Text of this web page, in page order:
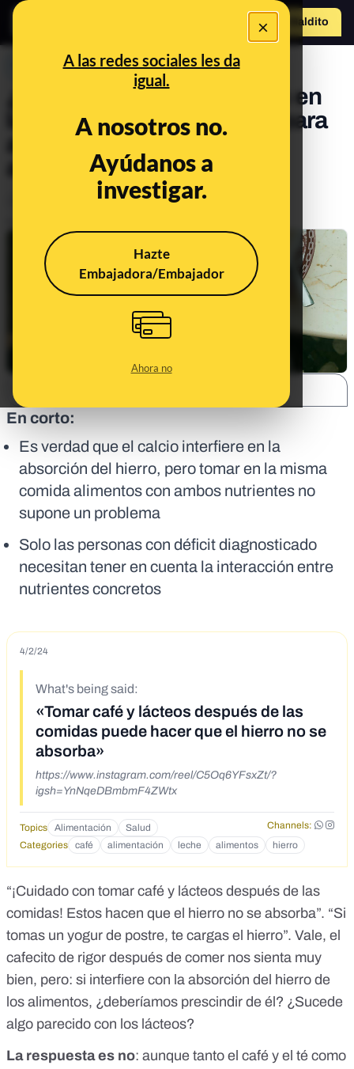
×
A las redes sociales les da
igual.
A nosotros no.
Ayúdanos a
investigar.
Hazte
Embajadora/Embajador
Ahora no
Hazte Maldito
PREBUNKING
¿Evitar el café y los lácteos en
las comidas es necesario para
absorber el hierro de los
alimentos?
En corto:
Es verdad que el calcio interfiere en la
absorción del hierro, pero tomar en la misma
comida alimentos con ambos nutrientes no
supone un problema
Solo las personas con déficit diagnosticado
necesitan tener en cuenta la interacción entre
nutrientes concretos
4/2/24
What's being said:
«Tomar café y lácteos después de las
comidas puede hacer que el hierro no se
absorba»
https://www.instagram.com/reel/C5Oq6YFsxZt/?
igsh=YnNqeDBmbmF4ZWtx
Topics Alimentación Salud
Channels:
Categories
café alimentación leche alimentos hierro
“¡Cuidado con tomar café y lácteos después de las
comidas! Estos hacen que el hierro no se absorba”. “Si
tomas un yogur de postre, te cargas el hierro”. Vale, el
cafecito de rigor después de comer nos sienta muy
bien, pero: si interfiere con la absorción del hierro de
los alimentos, ¿deberíamos prescindir de él? ¿Sucede
algo parecido con los lácteos?
La respuesta es no: aunque tanto el café y el té como